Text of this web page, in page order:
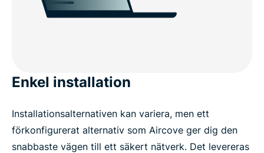
Enkel installation
Installationsalternativen kan variera, men ett
förkonfigurerat alternativ som Aircove ger dig den
snabbaste vägen till ett säkert nätverk. Det levereras